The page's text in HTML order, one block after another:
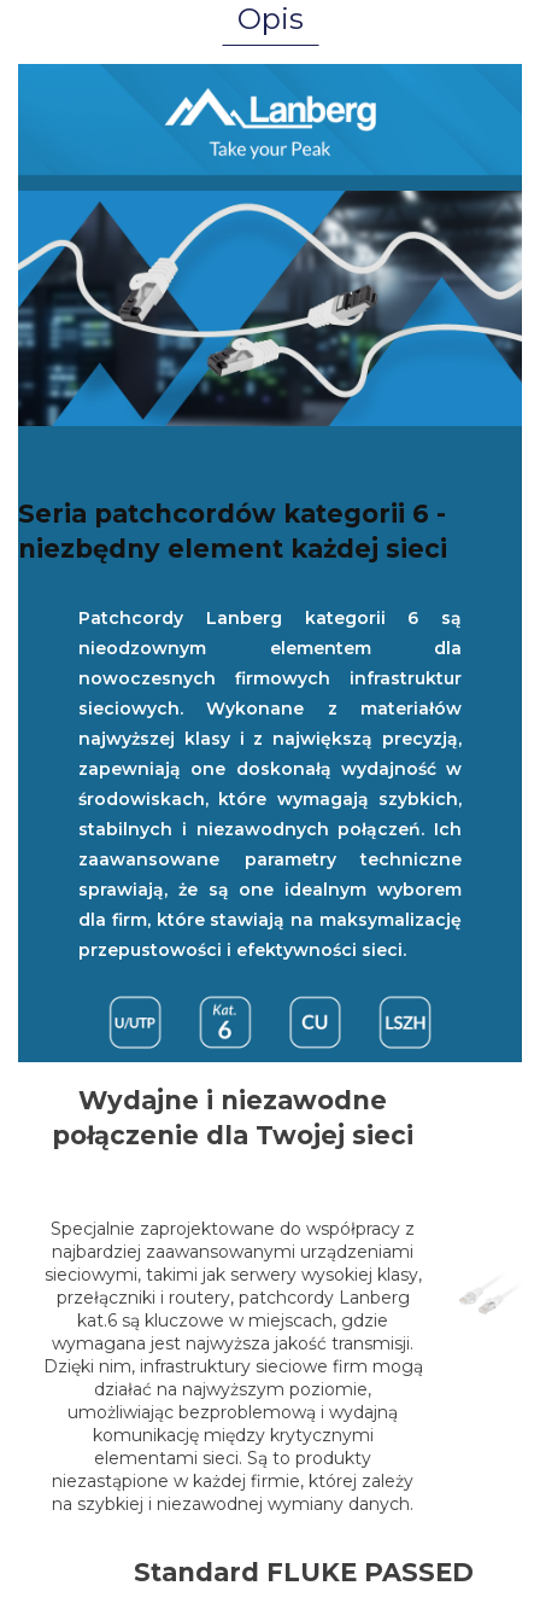
Opis
Seria patchcordów kategorii 6 -
niezbędny element każdej sieci
Patchcordy Lanberg kategorii 6 są
nieodzownym elementem dla
nowoczesnych firmowych infrastruktur
sieciowych. Wykonane z materiałów
najwyższej klasy i z największą precyzją,
zapewniają one doskonałą wydajność w
środowiskach, które wymagają szybkich,
stabilnych i niezawodnych połączeń. Ich
zaawansowane parametry techniczne
sprawiają, że są one idealnym wyborem
dla firm, które stawiają na maksymalizację
przepustowości i efektywności sieci.
Wydajne i niezawodne
połączenie dla Twojej sieci
Specjalnie zaprojektowane do współpracy z
najbardziej zaawansowanymi urządzeniami
sieciowymi, takimi jak serwery wysokiej klasy,
przełączniki i routery, patchcordy Lanberg
kat.6 są kluczowe w miejscach, gdzie
wymagana jest najwyższa jakość transmisji.
Dzięki nim, infrastruktury sieciowe firm mogą
działać na najwyższym poziomie,
umożliwiając bezproblemową i wydajną
komunikację między krytycznymi
elementami sieci. Są to produkty
niezastąpione w każdej firmie, której zależy
na szybkiej i niezawodnej wymiany danych.
Standard FLUKE PASSED